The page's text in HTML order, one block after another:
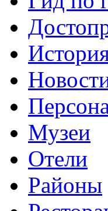
Музеи
Отели
Районы